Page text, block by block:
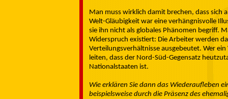
Man muss wirklich damit brechen, dass sich
Welt-Gläubigkeit war eine verhängnisvolle
sie ihn nicht als globales Phänomen begriff.
Widerspruch existiert: Die Arbeiter werden
Verteilungsverhältnisse ausgebeutet. Wer
leiten, dass der Nord-Süd-Gegensatz
Nationalstaaten ist.
Wie erklären Sie dann das Wiederaufleben
beispielsweise durch die Präsenz des